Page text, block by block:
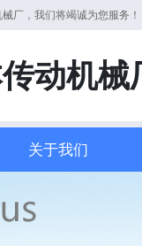
厂，我们将竭诚为您服务！
动机械
关于我们